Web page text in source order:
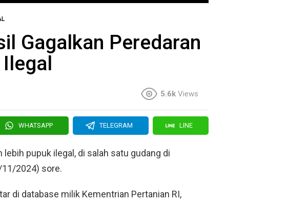
Gagalkan Peredaran
5.6k Views
WHATSAPP TELEGRAM LINE
pupuk ilegal, di salah satu gudang di
11/2024) sore.
di database milik Kementrian Pertanian RI,